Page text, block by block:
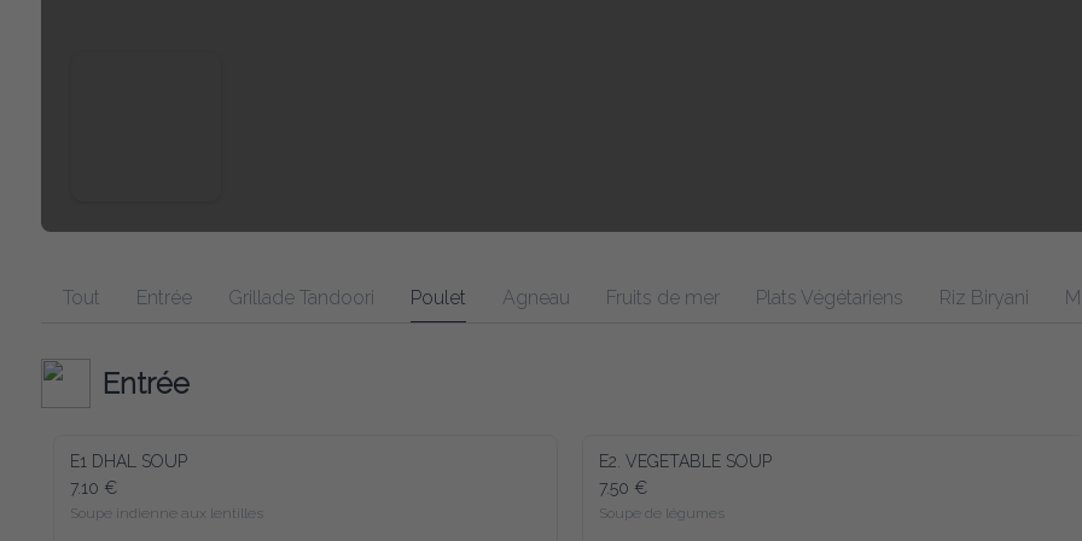
Tout Entrée Grillade Tandoori Poulet Agneau Fruits de mer Plats Végétariens Riz Biryani
Entrée
E1 DHAL SOUP
7.10 €
Soupe indienne aux lentilles
E2. VEGETABLE SOUP
7.50 €
Soupe de légumes